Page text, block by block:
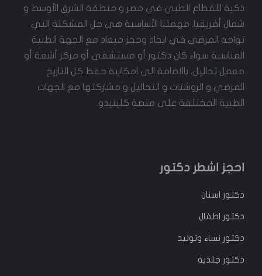
ذكية للقطاع الطبي في مصر و منطقة الشرق الأوسط و
شمال أفريقيا. مهمتنا الأساسية هي حل المشكلة التي
تواجه المرضى في ايجاد وحجز ميعاد مع الجهة الطبية
المناسبة سواء كان دكتور أو مستشفى أو مركز أشعة أو
معمل تحاليل، بالاضافة الى امكانية حفظ كل التاريخ
المرضي و الروشتات و التحاليل و مشاركتها مع الجهات
الطبية المختلفة على منصة كلينيدو.
احجز اشطر دكتور
دكتور اسنان
دكتور اطفال
دكتور نساء وتوليد
دكتور جلدية